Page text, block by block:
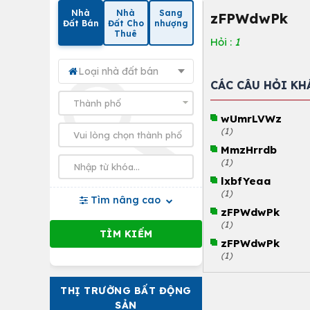
Nhà
Đất Bán
Nhà
Đất Cho
Thuê
Sang
nhượng
Loại nhà đất bán
Tìm nâng cao
THỊ TRƯỜNG BẤT ĐỘNG
SẢN
zFPWdwPk
Hỏi : 1
CÁC CÂU HỎI
wUmrLVWz
(1)
MmzHrrdb
(1)
lxbfYeaa
(1)
zFPWdwPk
(1)
zFPWdwPk
(1)